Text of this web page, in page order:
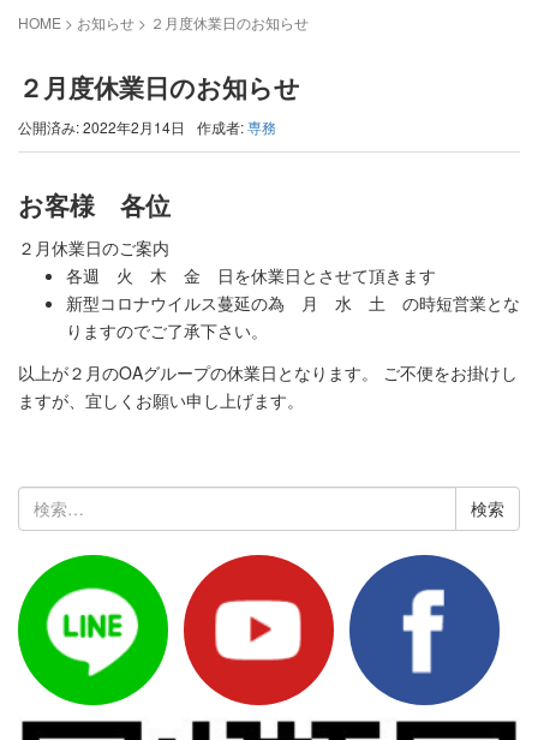
HOME > お知らせ > ２月度休業日のお知らせ
２月度休業日のお知らせ
公開済み: 2022年2月14日 作成者:専務
お客様 各位
２月休業日のご案内
各週 火 木 金 日を休業日とさせて頂きます
新型コロナウイルス蔓延の為 月 水 土 の時短営業とな
りますのでご了承下さい。
以上が２月のOAグループの休業日となります。 ご不便をお掛けし
ますが、宜しくお願い申し上げます。
索: